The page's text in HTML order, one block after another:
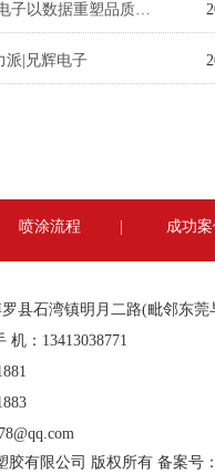
破局喷涂隐形瓶颈:兄辉电子以数据重塑品质与交付标准
派|兄辉电子
喷涂流程 成功案
县石湾镇明月二路(毗邻东莞
：13413038771
胶有限公司 版权所有 备案号：